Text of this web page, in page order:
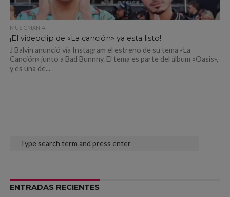
MUSICMANÍA
¡El videoclip de «La canción» ya esta listo!
J Balvin anunció vía Instagram el estreno de su tema «La
Canción» junto a Bad Bunnny. El tema es parte del álbum «Oasis»,
y es una de...
ENTRADAS RECIENTES